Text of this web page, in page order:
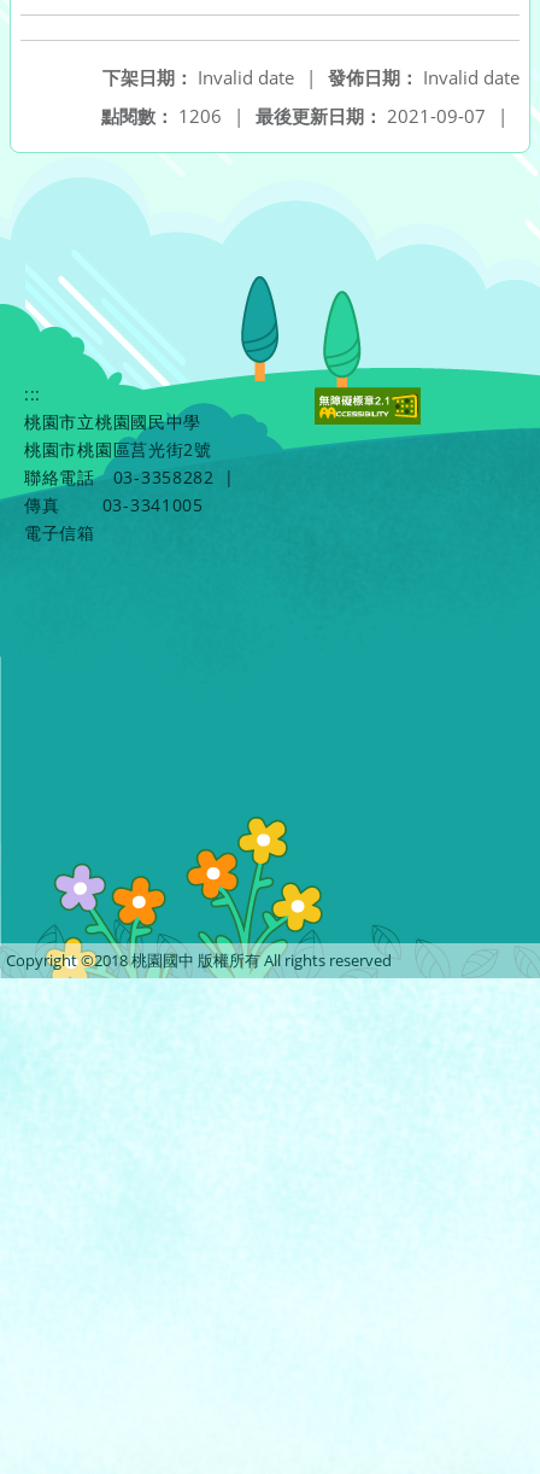
發佈日期： Invalid date
下架日期： Invalid date
|
最後更新日期： 2021-09-07 |
點閱數： 1206 |
:::
桃園市立桃園國民中學
桃園市桃園區莒光街2號
聯絡電話
03-3358282
|
傳真
03-3341005
電子信箱
Copyright ©2018 桃園國中 版權所有 All rights reserved